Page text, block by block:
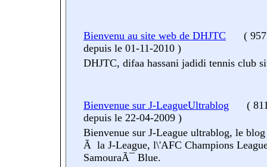
Bienvenu au site web de DHJTC (
depuis le 01-11-2010 )
DHJTC, difaa hassani jadidi tennis club
Bienvenue sur J-LeagueUltrablog (
depuis le 22-04-2009 )
Bienvenue sur J-League ultrablog, le
Ã la J-League, l\'AFC Champions
SamouraÃ¯ Blue.